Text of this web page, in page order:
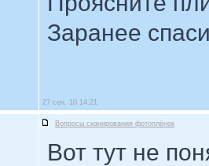
Заранее
27 сен, 10 14:21
Вопросы сканирования фотоплёнок
Вот тут не